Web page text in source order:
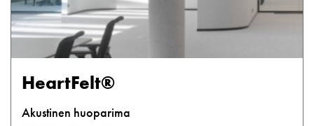
HeartFelt®
Akustinen huoparima